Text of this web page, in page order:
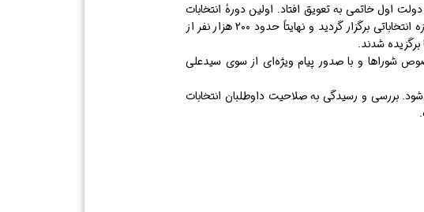
اول خاتمی به تعویق افتاد. اولین دورهٔ انتخابات
سراسری شوراهای اسلامی کشور در ۷ اسفند سال ۱۳۷۷ با استقبال زیاد مردم در بیش از ۴۰۰۰۰ حوزه انتخاباتی برگزار گردید و نهایتاً حدود ۲۰۰ هزار نفر از
شدند.
با پیام روح‌الله خمینی در خصوص شوراها و با صدور پیام ویژه‌ای از سوی سیدعلی
بررسی و رسیدگی به صلاحیت داوطلبان انتخابات